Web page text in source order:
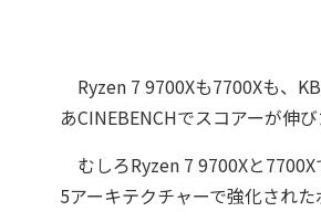
Ryzen 7 9700Xも7700Xも、
あCINEBENCHでスコアーが伸
むしろRyzen 7 9700Xと
5アーキテクチャーで強化され